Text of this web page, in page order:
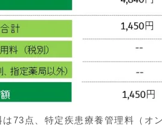
73点、特定疾患療養管理料（オ